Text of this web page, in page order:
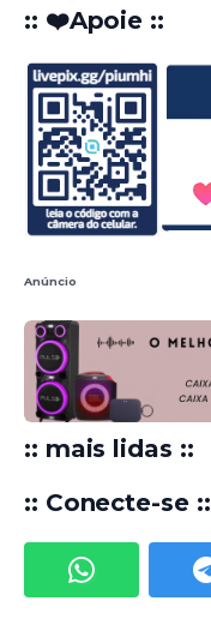
:: ❤️Apoie ::
Anúncio
:: mais lidas ::
:: Conecte-se ::